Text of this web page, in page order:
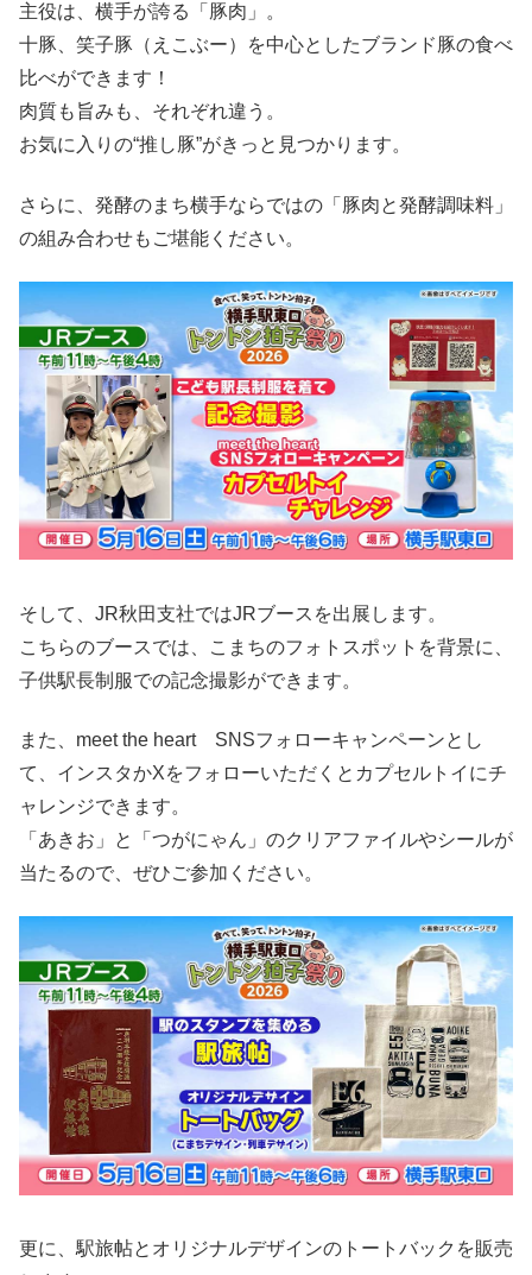
主役は、横手が誇る「豚肉」。
十豚、笑子豚（えこぶー）を中心としたブランド豚の食べ
比べができます！
肉質も旨みも、それぞれ違う。
お気に入りの“推し豚”がきっと見つかります。
さらに、発酵のまち横手ならではの「豚肉と発酵調味料」
の組み合わせもご堪能ください。
そして、JR秋田支社ではJRブースを出展します。
こちらのブースでは、こまちのフォトスポットを背景に、
子供駅長制服での記念撮影ができます。
また、meet the heart SNSフォローキャンペーンとし
て、インスタかXをフォローいただくとカプセルトイにチ
ャレンジできます。
「あきお」と「つがにゃん」のクリアファイルやシールが
当たるので、ぜひご参加ください。
更に、駅旅帖とオリジナルデザインのトートバックを販売